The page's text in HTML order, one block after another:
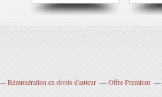
Rémunération en droits d'auteur Offre Premium